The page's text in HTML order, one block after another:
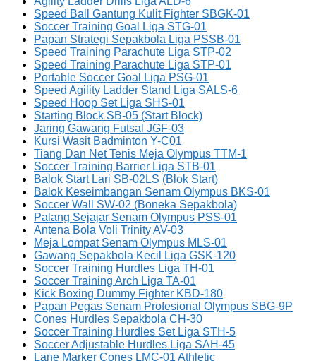
Speed Ball Gantung Kulit Fighter SBGK-01
Soccer Training Goal Liga STG-01
Papan Strategi Sepakbola Liga PSSB-01
Speed Training Parachute Liga STP-02
Speed Training Parachute Liga STP-01
Portable Soccer Goal Liga PSG-01
Speed Agility Ladder Stand Liga SALS-6
Speed Hoop Set Liga SHS-01
Starting Block SB-05 (Start Block)
Jaring Gawang Futsal JGF-03
Kursi Wasit Badminton Y-C01
Tiang Dan Net Tenis Meja Olympus TTM-1
Soccer Training Barrier Liga STB-01
Balok Start Lari SB-02LS (Blok Start)
Balok Keseimbangan Senam Olympus BKS-01
Soccer Wall SW-02 (Boneka Sepakbola)
Palang Sejajar Senam Olympus PSS-01
Antena Bola Voli Trinity AV-03
Meja Lompat Senam Olympus MLS-01
Gawang Sepakbola Kecil Liga GSK-120
Soccer Training Hurdles Liga TH-01
Soccer Training Arch Liga TA-01
Kick Boxing Dummy Fighter KBD-180
Papan Pegas Senam Profesional Olympus SBG-9P
Cones Hurdles Sepakbola CH-30
Soccer Training Hurdles Set Liga STH-5
Soccer Adjustable Hurdles Liga SAH-45
Lane Marker Cones LMC-01 Athletic